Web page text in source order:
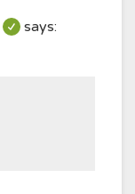
says: